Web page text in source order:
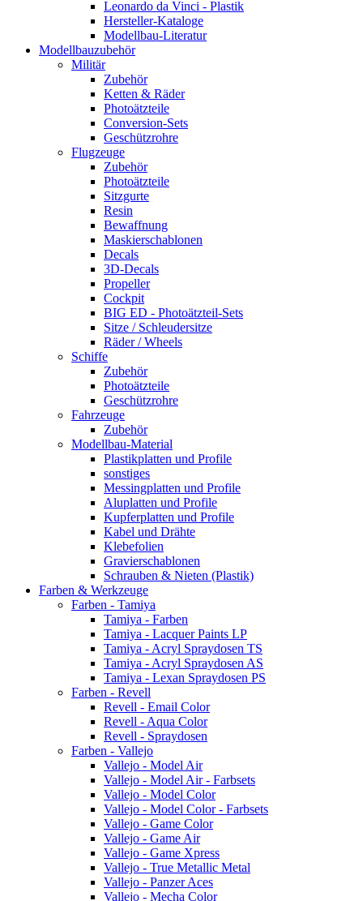
Leonardo da Vinci - Plastik
Hersteller-Kataloge
Modellbau-Literatur
Modellbauzubehör
Militär
Zubehör
Ketten & Räder
Photoätzteile
Conversion-Sets
Geschützrohre
Flugzeuge
Zubehör
Photoätzteile
Sitzgurte
Resin
Bewaffnung
Maskierschablonen
Decals
3D-Decals
Propeller
Cockpit
BIG ED - Photoätzteil-Sets
Sitze / Schleudersitze
Räder / Wheels
Schiffe
Zubehör
Photoätzteile
Geschützrohre
Fahrzeuge
Zubehör
Modellbau-Material
Plastikplatten und Profile
sonstiges
Messingplatten und Profile
Aluplatten und Profile
Kupferplatten und Profile
Kabel und Drähte
Klebefolien
Gravierschablonen
Schrauben & Nieten (Plastik)
Farben & Werkzeuge
Farben - Tamiya
Tamiya - Farben
Tamiya - Lacquer Paints LP
Tamiya - Acryl Spraydosen TS
Tamiya - Acryl Spraydosen AS
Tamiya - Lexan Spraydosen PS
Farben - Revell
Revell - Email Color
Revell - Aqua Color
Revell - Spraydosen
Farben - Vallejo
Vallejo - Model Air
Vallejo - Model Air - Farbsets
Vallejo - Model Color
Vallejo - Model Color - Farbsets
Vallejo - Game Color
Vallejo - Game Air
Vallejo - Game Xpress
Vallejo - True Metallic Metal
Vallejo - Panzer Aces
Vallejo - Mecha Color